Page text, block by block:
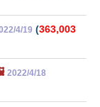
4/19 (363,003
2022/4/18